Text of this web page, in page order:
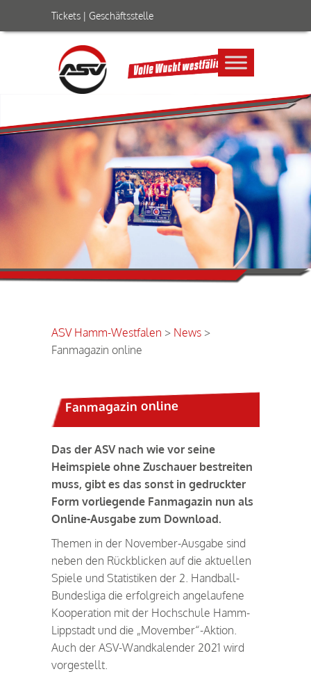
Tickets | Geschäftsstelle
ASV Hamm-Westfalen > News >
Fanmagazin online
Fanmagazin online
Das der ASV nach wie vor seine
Heimspiele ohne Zuschauer bestreiten
muss, gibt es das sonst in gedruckter
Form vorliegende Fanmagazin nun als
Online-Ausgabe zum Download.
Themen in der November-Ausgabe sind
neben den Rückblicken auf die aktuellen
Spiele und Statistiken der 2. Handball-
Bundesliga die erfolgreich angelaufene
Kooperation mit der Hochschule Hamm-
Lippstadt und die „Movember“-Aktion.
Auch der ASV-Wandkalender 2021 wird
vorgestellt.